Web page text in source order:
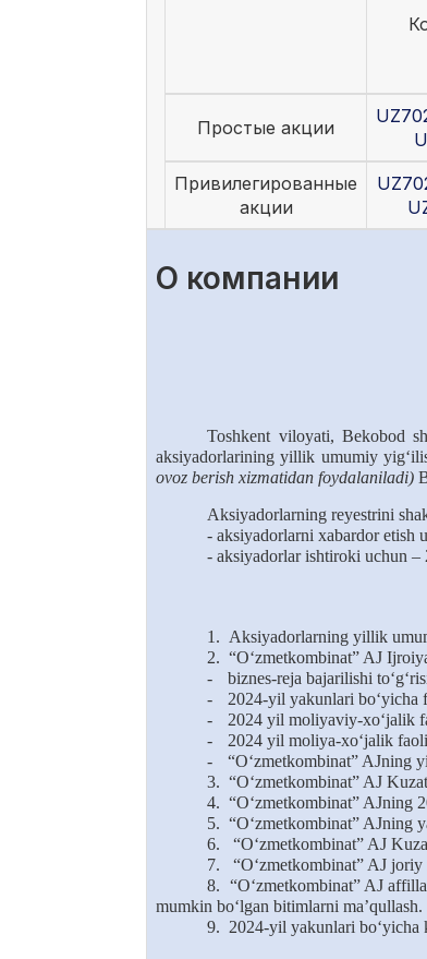
Простые акции
Привилегированные
акции
О компании
Toshkent viloyati, Bekobod
aksiyadorlarining yillik umumiy
ovoz berish xizmatidan foydalaniladi)
Aksiyadorlarning reyestrini
- aksiyadorlarni xabardoretish
- aksiyadorlarishtirokiuchun –
1. Aksiyadorlarning yillik
2. “O‘zmetkombinat” AJ
-
biznes-reja bajarilishi
-
2024-yil yakunlari bo‘yicha
-
2024 yil moliyaviy-xo‘jalik
-
2024 yil moliya-xo‘jalik
-
“O‘zmetkombinat” AJning
3. “O‘zmetkombinat” AJ
4. “O‘zmetkombinat” AJning
5. “O‘zmetkombinat” AJning
6.
“O‘zmetkombinat” AJ
7.
“O‘zmetkombinat” AJ
8. “O‘zmetkombinat” AJ
mumkin bo‘lgan bitimlarni ma’qullash.
9. 2024-yil yakunlari bo‘yicha